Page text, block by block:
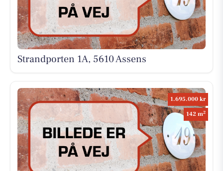
Strandporten 1A, 5610 Assens
1.695.000 kr
142 m2